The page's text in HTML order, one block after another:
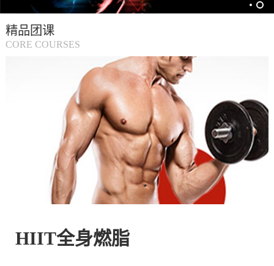
育
(中
有
精品团课
CORE COURSES
HIIT全身燃脂